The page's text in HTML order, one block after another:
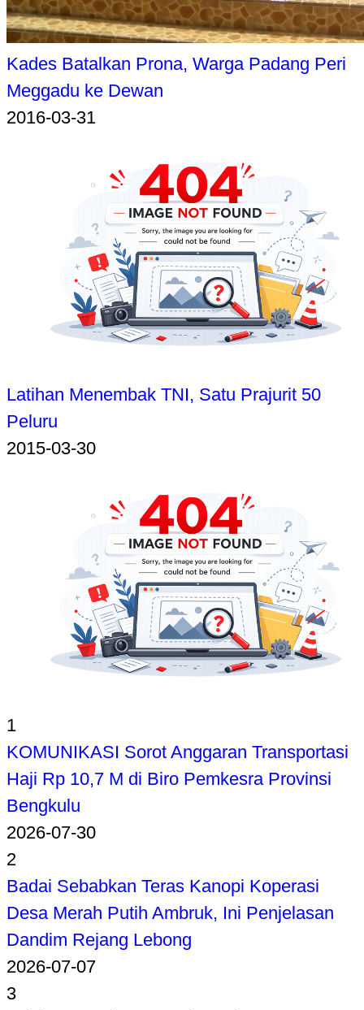
Kades Batalkan Prona, Warga Padang Peri
Meggadu ke Dewan
2016-03-31
Latihan Menembak TNI, Satu Prajurit 50
Peluru
2015-03-30
1
KOMUNIKASI Sorot Anggaran Transportasi
Haji Rp 10,7 M di Biro Pemkesra Provinsi
Bengkulu
2026-07-30
2
Badai Sebabkan Teras Kanopi Koperasi
Desa Merah Putih Ambruk, Ini Penjelasan
Dandim Rejang Lebong
2026-07-07
3